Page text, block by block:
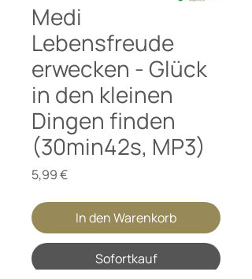
Medi
Lebensfreude
erwecken - Glück
in den kleinen
Dingen finden
(30min42s, MP3)
5,99 €Preis
In den Warenkorb
Sofortkauf